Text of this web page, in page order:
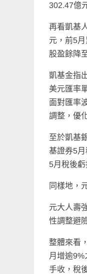
302.47億
再看凱基
元，前5
股盈餘降
凱基金指
美元匯率
面對匯率
調整，優
至於凱基
基證券5
5月稅後
同樣地，
元大人壽
性調整避
整體來看
月增逾
手收，稅